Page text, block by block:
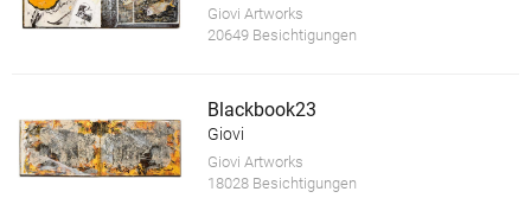
Giovi Artworks
20649 Besichtigungen
Blackbook23
Giovi
Giovi Artworks
18028 Besichtigungen